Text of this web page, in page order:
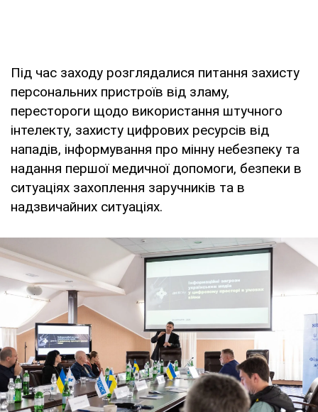
Під час заходу розглядалися питання захисту
персональних пристроїв від зламу,
перестороги щодо використання штучного
інтелекту, захисту цифрових ресурсів від
нападів, інформування про мінну небезпеку та
надання першої медичної допомоги, безпеки в
ситуаціях захоплення заручників та в
надзвичайних ситуаціях.